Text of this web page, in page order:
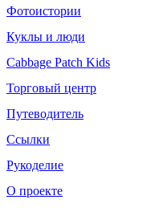
Фотоистории
Куклы и люди
Cabbage Patch Kids
Торговый центр
Путеводитель
Ссылки
Рукоделие
О проекте